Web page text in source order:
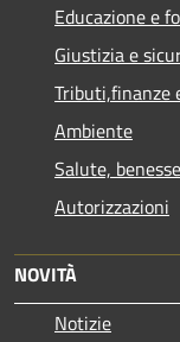
Educazione e
Giustizia e
Tributi,finanze
Ambiente
Salute,
Autorizzazioni
NOVITÀ
Notizie